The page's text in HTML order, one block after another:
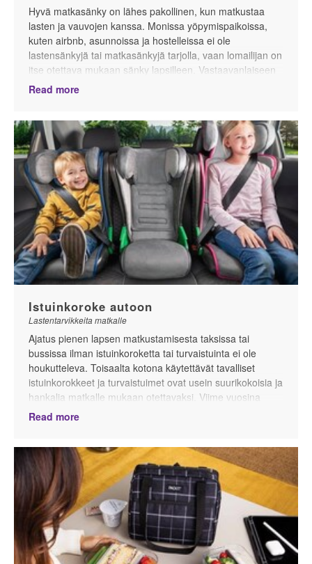
Hyvä matkasänky on lähes pakollinen, kun matkustaa
lasten ja vauvojen kanssa. Monissa yöpymispaikoissa,
kuten airbnb, asunnoissa ja hostelleissa ei ole
lastensänkyjä tai matkasänkyjä tarjolla, vaan lomailijan on
itse otettava mukaan sänky lapsilleen. Vastaavanlaiseen
tilanteeseen voi törmätä vieraillessa ystävien tai
siedettävää omalla autolla matkustaessa. Mutta kun
matkustetaan bussilla, junalla tai lentokoneella, joissa
matkasänky luovutetaan matkatavaraksi, pienempi ja
kevyempi matkasänky on suotavampi, etenkin jos sänky
on tarpeeksi pieni mahtuakseen käsimatkatavaraan (tästä
lisää edempänä).
Read more
Istuinkoroke autoon
Lastentarvikkeita matkalle
Ajatus pienen lapsen matkustamisesta taksissa tai
bussissa ilman istuinkoroketta tai turvaistuinta ei ole
houkutteleva. Toisaalta kotona käytettävät tavalliset
istuinkorokkeet ja turvaistuimet ovat usein suurikokoisia ja
hankalia matkalle mukaan otettavaksi. Viime vuosina
markkinoille on tullut matkustamiseen tarkoitettuja
vaikkapa kouluun tai päiväkotiin.
Read more